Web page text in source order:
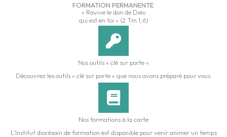
FORMATION PERMANENTE
« Ravive le don de Dieu
qui est en toi » (2 Tm 1,6)
Nos outils « clé sur porte »
Découvrez les outils « clé sur porte » que nous avons préparé pour vous.
Nos formations à la carte
L’Institut diocésain de formation est disponible pour venir animer un temps